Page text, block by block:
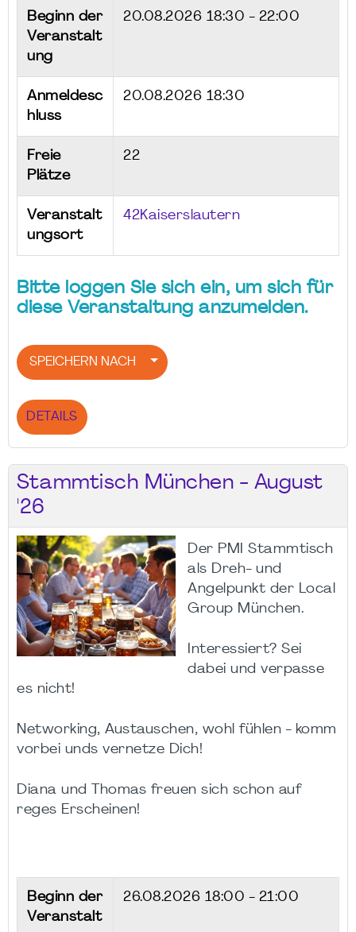
Beginn der
Veranstalt
ung
20.08.2026 18:30 - 22:00
Anmeldesc
hluss
20.08.2026 18:30
Freie
Plätze
22
Veranstalt
ungsort
42Kaiserslautern
Bitte loggen Sie sich ein, um sich für
diese Veranstaltung anzumelden.
SPEICHERN NACH
DETAILS
Stammtisch München - August
'26
Der PMI Stammtisch
als Dreh- und
Angelpunkt der Local
Group München.
Interessiert? Sei
dabei und verpasse
es nicht!
Networking, Austauschen, wohl fühlen - komm
vorbei unds vernetze Dich!
Diana und Thomas freuen sich schon auf
reges Erscheinen!
Beginn der
Veranstalt
26.08.2026 18:00 - 21:00